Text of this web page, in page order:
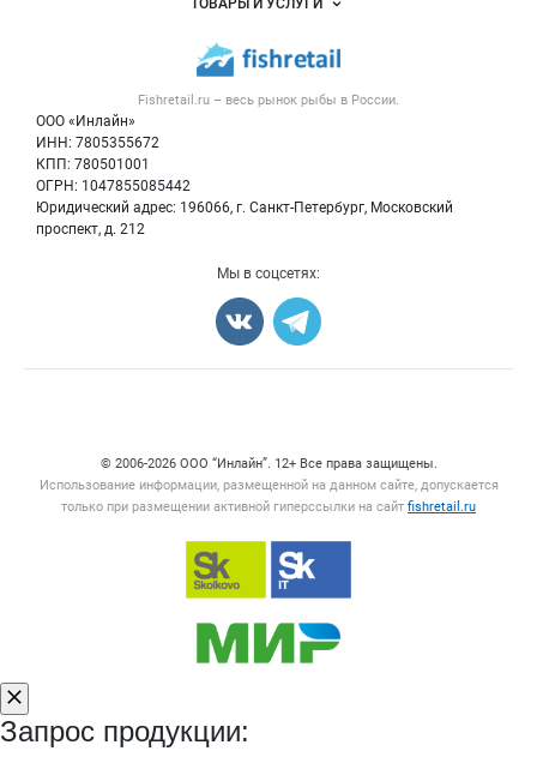
Fishretail.ru – весь рынок рыбы в России.
ООО «Инлайн»
ИНН: 7805355672
КПП: 780501001
ОГРН: 1047855085442
Юридический адрес: 196066, г. Санкт-Петербург, Московский
проспект, д. 212
Размещение рекламы
Публичная оферта
Контактная информация
Политика обработки персональных данных
Новости рынка
Блог
ТОВАРЫ И УСЛУГИ
Рыба
Икра
Мы в соцсетях:
© 2006‑2026 ООО “Инлайн”. 12+ Все права защищены.
Использование информации, размещенной на данном сайте, допускается
только при размещении активной гиперссылки на сайт fishretail.ru
Запрос продукции: